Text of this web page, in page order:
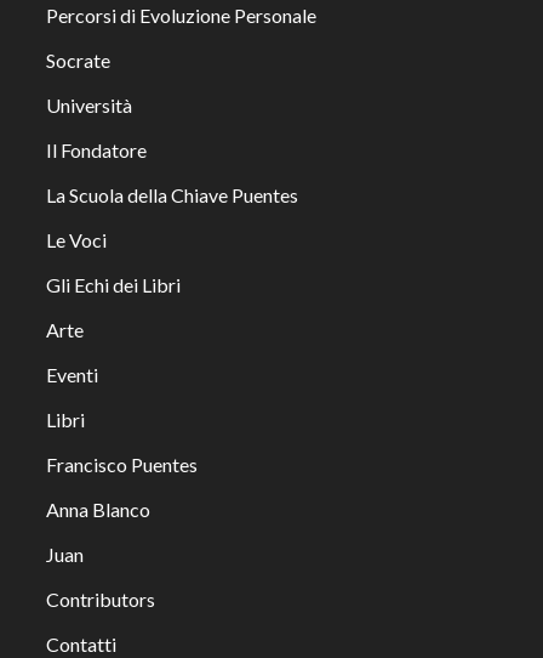
Percorsi di Evoluzione Personale
Socrate
Università
Il Fondatore
La Scuola della Chiave Puentes
Le Voci
Gli Echi dei Libri
Arte
Eventi
Libri
Francisco Puentes
Anna Blanco
Juan
Contributors
Contatti